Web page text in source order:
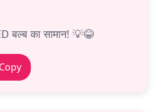
बल्ब का सामान! 💡😂